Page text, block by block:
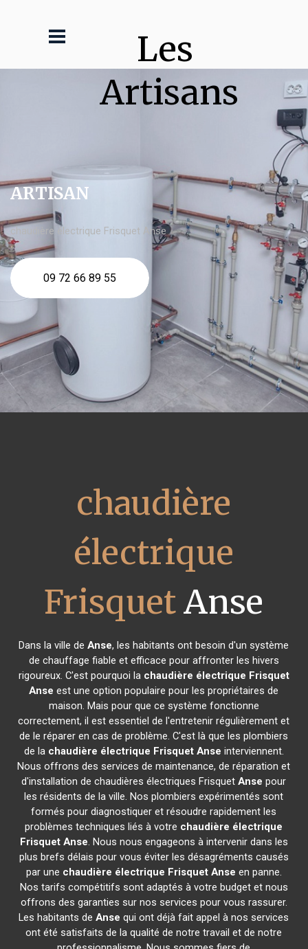
Les
Artisans
ARTISAN
chaudière électrique Frisquet Anse
09 72 66 89 55
chaudière
électrique
FrisquetAnse
Dans la ville deAnse, les habitants ont besoin d'un système
de chauffage fiable et efficace pour affronter les hivers
rigoureux. C'est pourquoi la chaudière électrique Frisquet
Anse est une option populaire pour les propriétaires de
maison. Mais pour que ce système fonctionne
correctement, il est essentiel de l'entretenir régulièrement et
de le réparer en cas de problème. C'est là que les plombiers
de la chaudière électrique Frisquet Anse interviennent.
Nous offrons des services de maintenance, de réparation et
d'installation de chaudières électriques FrisquetAnse pour
les résidents de la ville. Nos plombiers expérimentés sont
formés pour diagnostiquer et résoudre rapidement les
problèmes techniques liés à votre chaudière électrique
Frisquet Anse. Nous nous engageons à intervenir dans les
plus brefs délais pour vous éviter les désagréments causés
par une chaudière électrique Frisquet Anse en panne.
Nos tarifs compétitifs sont adaptés à votre budget et nous
offrons des garanties sur nos services pour vous rassurer.
Les habitants deAnse qui ont déjà fait appel à nos services
ont été satisfaits de la qualité de notre travail et de notre